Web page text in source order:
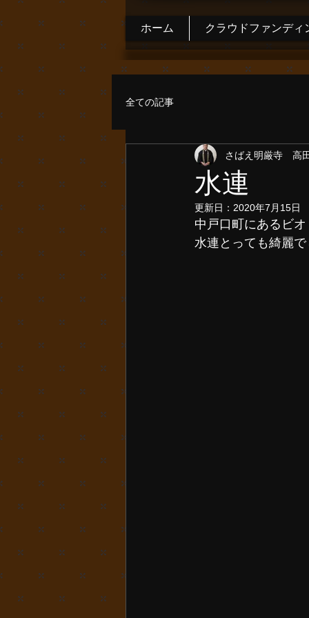
ホーム クラウドファンディ
全ての記事
水連
さばえ明厳寺 高
更新日： 2020年7月15日
中戸口町にあるビ
水連とっても綺麗